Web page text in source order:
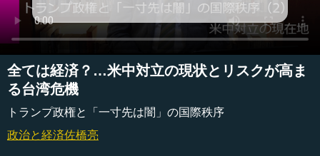
全ては経済？…米中対立の現状とリスクが高ま
る台湾危機
トランプ政権と「一寸先は闇」の国際秩序
政治と経済佐橋亮